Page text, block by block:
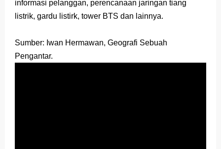
informasi pelanggan, perencanaan jaringan tiang
listrik, gardu listirk, tower BTS dan lainnya.
Sumber: Iwan Hermawan, Geografi Sebuah
Pengantar.